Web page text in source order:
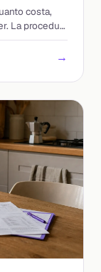
costa,
La procedura
→